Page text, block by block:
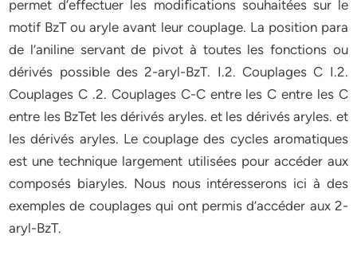
permet d’effectuer les modifications souhaitées sur le
motif BzT ou aryle avant leur couplage. La position para
de l’aniline servant de pivot à toutes les fonctions ou
dérivés possible des 2-aryl-BzT. I.2. Couplages C I.2.
Couplages C .2. Couplages C-C entre les C entre les C
entre les BzTet les dérivés aryles. et les dérivés aryles. et
les dérivés aryles. Le couplage des cycles aromatiques
est une technique largement utilisées pour accéder aux
composés biaryles. Nous nous intéresserons ici à des
exemples de couplages qui ont permis d’accéder aux 2-
aryl-BzT.